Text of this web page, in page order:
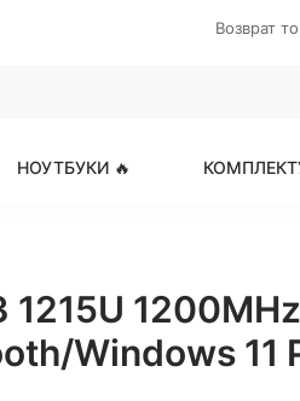
Возврат
НОУТБУКИ 🔥
1215U
Windows 11